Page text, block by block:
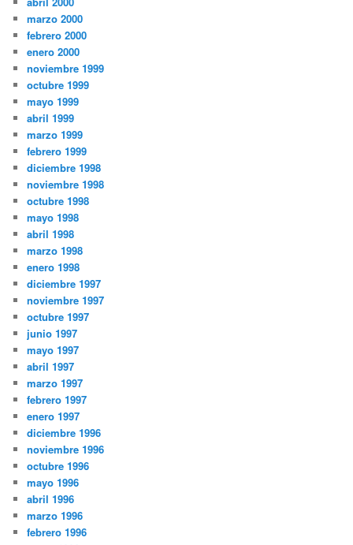
marzo 2000
febrero 2000
enero 2000
noviembre 1999
octubre 1999
mayo 1999
abril 1999
marzo 1999
febrero 1999
diciembre 1998
noviembre 1998
octubre 1998
mayo 1998
abril 1998
marzo 1998
enero 1998
diciembre 1997
noviembre 1997
octubre 1997
junio 1997
mayo 1997
abril 1997
marzo 1997
febrero 1997
enero 1997
diciembre 1996
noviembre 1996
octubre 1996
mayo 1996
abril 1996
marzo 1996
febrero 1996